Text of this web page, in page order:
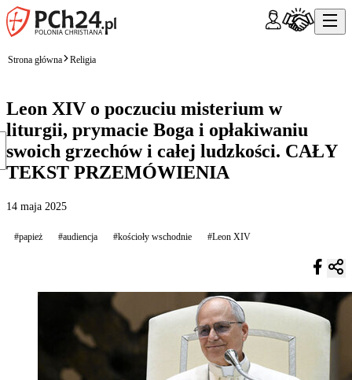
Strona główna Religia
Leon XIV o poczuciu misterium w
liturgii, prymacie Boga i opłakiwaniu
swoich grzechów i całej ludzkości. CAŁY
TEKST PRZEMÓWIENIA
14 maja 2025
#papież #audiencja #kościoły wschodnie #Leon XIV